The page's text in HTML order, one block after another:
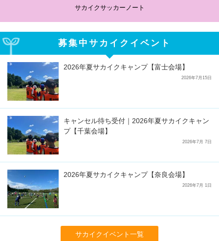
サカイクサッカーノート
募集中サカイクイベント
2026年夏サカイクキャンプ【富士会場】
2026年7月15日
キャンセル待ち受付｜2026年夏サカイクキャン
プ【千葉会場】
2026年7月 7日
2026年夏サカイクキャンプ【奈良会場】
2026年7月 1日
サカイクイベント一覧